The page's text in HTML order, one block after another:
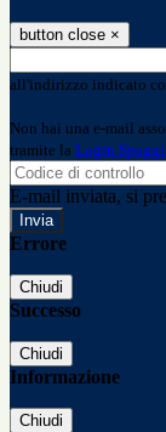
button close ×
all'indirizzo indicato
Non hai una e-mail
tramite la Login
E-mail inviata, si
Errore
Chiudi
Successo
Chiudi
Informazione
Chiudi